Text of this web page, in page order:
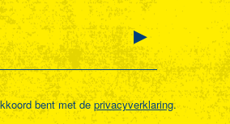
bent met deprivacyverklaring.